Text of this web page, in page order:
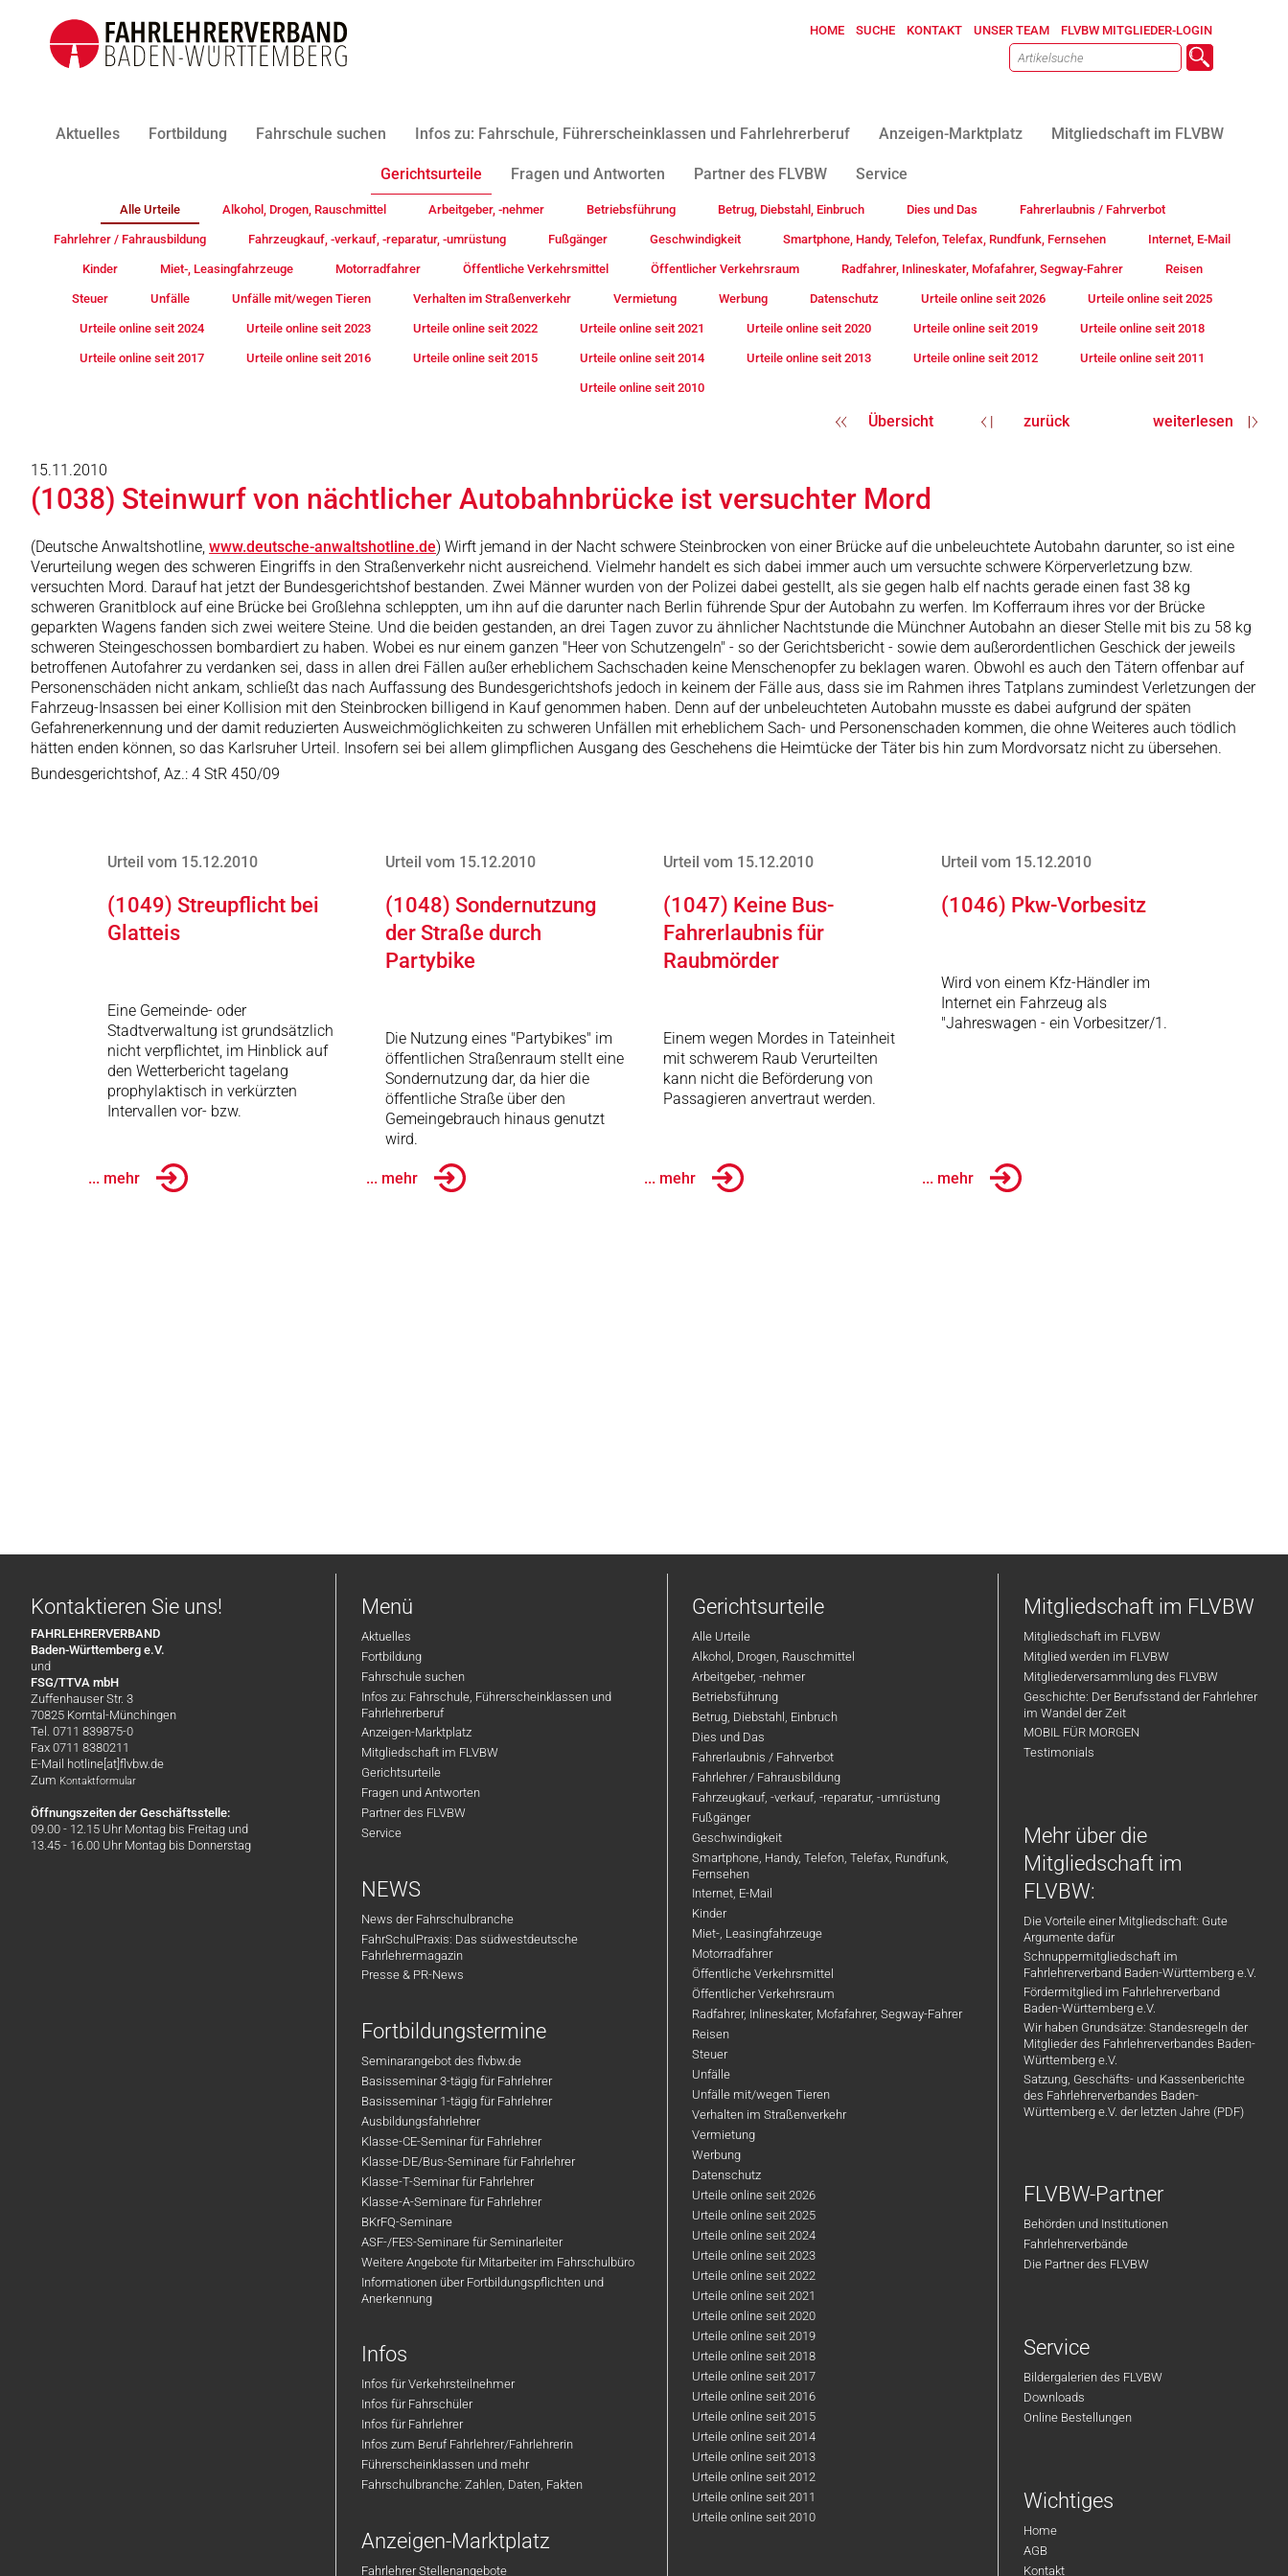
HOME SUCHE KONTAKT UNSER TEAM FLVBW MITGLIEDER-LOGIN
Aktuelles Fortbildung Fahrschule suchen Infos zu: Fahrschule, Führerscheinklassen und Fahrlehrerberuf Anzeigen-Marktplatz Mitgliedschaft im FLVBW
Gerichtsurteile Fragen und Antworten Partner des FLVBW Service
Alle Urteile Alkohol, Drogen, Rauschmittel Arbeitgeber, -nehmer Betriebsführung Betrug, Diebstahl, Einbruch Dies und Das Fahrerlaubnis / Fahrverbot
Fahrlehrer / Fahrausbildung Fahrzeugkauf, -verkauf, -reparatur, -umrüstung Fußgänger Geschwindigkeit Smartphone, Handy, Telefon, Telefax, Rundfunk, Fernsehen Internet, E-Mail
Kinder Miet-, Leasingfahrzeuge Motorradfahrer Öffentliche Verkehrsmittel Öffentlicher Verkehrsraum Radfahrer, Inlineskater, Mofafahrer, Segway-Fahrer Reisen
Steuer Unfälle Unfälle mit/wegen Tieren Verhalten im Straßenverkehr Vermietung Werbung Datenschutz Urteile online seit 2026 Urteile online seit 2025
Urteile online seit 2024 Urteile online seit 2023 Urteile online seit 2022 Urteile online seit 2021 Urteile online seit 2020 Urteile online seit 2019 Urteile online seit 2018
Urteile online seit 2017 Urteile online seit 2016 Urteile online seit 2015 Urteile online seit 2014 Urteile online seit 2013 Urteile online seit 2012 Urteile online seit 2011
Urteile online seit 2010
Übersicht zurück weiterlesen
15.11.2010
(1038) Steinwurf von nächtlicher Autobahnbrücke ist versuchter Mord
(Deutsche Anwaltshotline, www.deutsche-anwaltshotline.de) Wirft jemand in der Nacht schwere Steinbrocken von einer Brücke auf die unbeleuchtete Autobahn darunter, so ist eine
Verurteilung wegen des schweren Eingriffs in den Straßenverkehr nicht ausreichend. Vielmehr handelt es sich dabei immer auch um versuchte schwere Körperverletzung bzw.
versuchten Mord. Darauf hat jetzt der Bundesgerichtshof bestanden. Zwei Männer wurden von der Polizei dabei gestellt, als sie gegen halb elf nachts gerade einen fast 38 kg
schweren Granitblock auf eine Brücke bei Großlehna schleppten, um ihn auf die darunter nach Berlin führende Spur der Autobahn zu werfen. Im Kofferraum ihres vor der Brücke
geparkten Wagens fanden sich zwei weitere Steine. Und die beiden gestanden, an drei Tagen zuvor zu ähnlicher Nachtstunde die Münchner Autobahn an dieser Stelle mit bis zu 58 kg
schweren Steingeschossen bombardiert zu haben. Wobei es nur einem ganzen "Heer von Schutzengeln" - so der Gerichtsbericht - sowie dem außerordentlichen Geschick der jeweils
betroffenen Autofahrer zu verdanken sei, dass in allen drei Fällen außer erheblichem Sachschaden keine Menschenopfer zu beklagen waren. Obwohl es auch den Tätern offenbar auf
Personenschäden nicht ankam, schließt das nach Auffassung des Bundesgerichtshofs jedoch in keinem der Fälle aus, dass sie im Rahmen ihres Tatplans zumindest Verletzungen der
Fahrzeug-Insassen bei einer Kollision mit den Steinbrocken billigend in Kauf genommen haben. Denn auf der unbeleuchteten Autobahn musste es dabei aufgrund der späten
Gefahrenerkennung und der damit reduzierten Ausweichmöglichkeiten zu schweren Unfällen mit erheblichem Sach- und Personenschaden kommen, die ohne Weiteres auch tödlich
hätten enden können, so das Karlsruher Urteil. Insofern sei bei allem glimpflichen Ausgang des Geschehens die Heimtücke der Täter bis hin zum Mordvorsatz nicht zu übersehen.
Bundesgerichtshof, Az.: 4 StR 450/09
Urteil vom 15.12.2010
(1049) Streupflicht bei
Glatteis
Eine Gemeinde- oder
Stadtverwaltung ist grundsätzlich
nicht verpflichtet, im Hinblick auf
den Wetterbericht tagelang
prophylaktisch in verkürzten
Intervallen vor- bzw.
... mehr
Urteil vom 15.12.2010
(1048) Sondernutzung
der Straße durch
Partybike
Die Nutzung eines "Partybikes" im
öffentlichen Straßenraum stellt eine
Sondernutzung dar, da hier die
öffentliche Straße über den
Gemeingebrauch hinaus genutzt
wird.
... mehr
Urteil vom 15.12.2010
(1047) Keine Bus-
Fahrerlaubnis für
Raubmörder
Einem wegen Mordes in Tateinheit
mit schwerem Raub Verurteilten
kann nicht die Beförderung von
Passagieren anvertraut werden.
... mehr
Urteil vom 15.12.2010
(1046) Pkw-Vorbesitz
Wird von einem Kfz-Händler im
Internet ein Fahrzeug als
"Jahreswagen - ein Vorbesitzer/1.
... mehr
Kontaktieren Sie uns!
FAHRLEHRERVERBAND
Baden-Württemberg e.V.
und
FSG/TTVA mbH
Zuffenhauser Str. 3
70825 Korntal-Münchingen
Tel. 0711 839875-0
Fax 0711 8380211
E-Mail hotline[at]flvbw.de
Zum Kontaktformular
Öffnungszeiten der Geschäftsstelle:
09.00 - 12.15 Uhr Montag bis Freitag und
13.45 - 16.00 Uhr Montag bis Donnerstag
Menü
Aktuelles
Fortbildung
Fahrschule suchen
Infos zu: Fahrschule, Führerscheinklassen und
Fahrlehrerberuf
Anzeigen-Marktplatz
Mitgliedschaft im FLVBW
Gerichtsurteile
Fragen und Antworten
Partner des FLVBW
Service
NEWS
News der Fahrschulbranche
FahrSchulPraxis: Das südwestdeutsche
Fahrlehrermagazin
Presse & PR-News
Fortbildungstermine
Seminarangebot des flvbw.de
Basisseminar 3-tägig für Fahrlehrer
Basisseminar 1-tägig für Fahrlehrer
Ausbildungsfahrlehrer
Klasse-CE-Seminar für Fahrlehrer
Klasse-DE/Bus-Seminare für Fahrlehrer
Klasse-T-Seminar für Fahrlehrer
Klasse-A-Seminare für Fahrlehrer
BKrFQ-Seminare
ASF-/FES-Seminare für Seminarleiter
Weitere Angebote für Mitarbeiter im Fahrschulbüro
Informationen über Fortbildungspflichten und
Anerkennung
Infos
Infos für Verkehrsteilnehmer
Infos für Fahrschüler
Infos für Fahrlehrer
Infos zum Beruf Fahrlehrer/Fahrlehrerin
Führerscheinklassen und mehr
Fahrschulbranche: Zahlen, Daten, Fakten
Anzeigen-Marktplatz
Fahrlehrer Stellenangebote
Gerichtsurteile
Alle Urteile
Alkohol, Drogen, Rauschmittel
Arbeitgeber, -nehmer
Betriebsführung
Betrug, Diebstahl, Einbruch
Dies und Das
Fahrerlaubnis / Fahrverbot
Fahrlehrer / Fahrausbildung
Fahrzeugkauf, -verkauf, -reparatur, -umrüstung
Fußgänger
Geschwindigkeit
Smartphone, Handy, Telefon, Telefax, Rundfunk,
Fernsehen
Internet, E-Mail
Kinder
Miet-, Leasingfahrzeuge
Motorradfahrer
Öffentliche Verkehrsmittel
Öffentlicher Verkehrsraum
Radfahrer, Inlineskater, Mofafahrer, Segway-Fahrer
Reisen
Steuer
Unfälle
Unfälle mit/wegen Tieren
Verhalten im Straßenverkehr
Vermietung
Werbung
Datenschutz
Urteile online seit 2026
Urteile online seit 2025
Urteile online seit 2024
Urteile online seit 2023
Urteile online seit 2022
Urteile online seit 2021
Urteile online seit 2020
Urteile online seit 2019
Urteile online seit 2018
Urteile online seit 2017
Urteile online seit 2016
Urteile online seit 2015
Urteile online seit 2014
Urteile online seit 2013
Urteile online seit 2012
Urteile online seit 2011
Urteile online seit 2010
Mitgliedschaft im FLVBW
Mitgliedschaft im FLVBW
Mitglied werden im FLVBW
Mitgliederversammlung des FLVBW
Geschichte: Der Berufsstand der Fahrlehrer
im Wandel der Zeit
MOBIL FÜR MORGEN
Testimonials
Mehr über die
Mitgliedschaft im
FLVBW:
Die Vorteile einer Mitgliedschaft: Gute
Argumente dafür
Schnuppermitgliedschaft im
Fahrlehrerverband Baden-Württemberg e.V.
Fördermitglied im Fahrlehrerverband
Baden-Württemberg e.V.
Wir haben Grundsätze: Standesregeln der
Mitglieder des Fahrlehrerverbandes Baden-
Württemberg e.V.
Satzung, Geschäfts- und Kassenberichte
des Fahrlehrerverbandes Baden-
Württemberg e.V. der letzten Jahre (PDF)
FLVBW-Partner
Behörden und Institutionen
Fahrlehrerverbände
Die Partner des FLVBW
Service
Bildergalerien des FLVBW
Downloads
Online Bestellungen
Wichtiges
Home
AGB
Kontakt